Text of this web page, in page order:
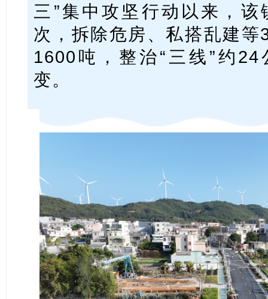
三”集中攻坚行动以来，
次，拆除危房、私搭乱建
1600吨，整治“三线”约
变。